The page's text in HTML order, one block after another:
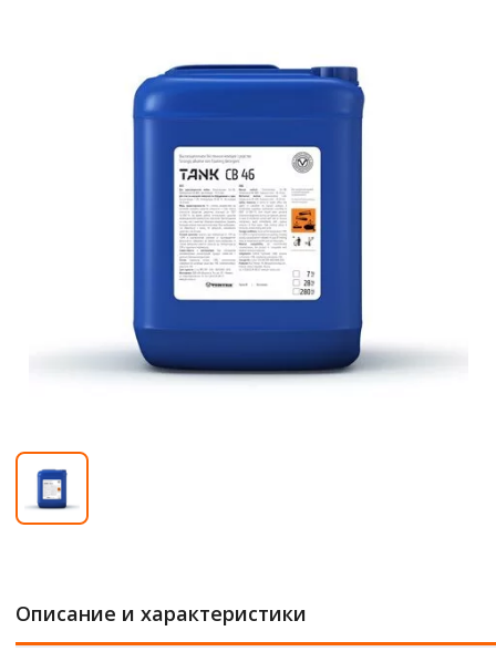
Описание и характеристики